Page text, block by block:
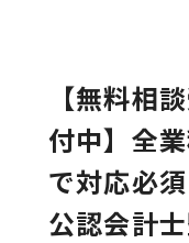
【無料相
付中】全
で対応必須
公認会計